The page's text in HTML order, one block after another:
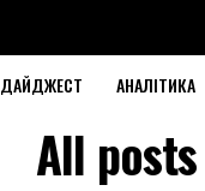
ДАЙДЖЕСТ АНАЛІТИКА
All